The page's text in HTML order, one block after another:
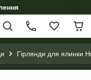
Гірлянди для ялинки